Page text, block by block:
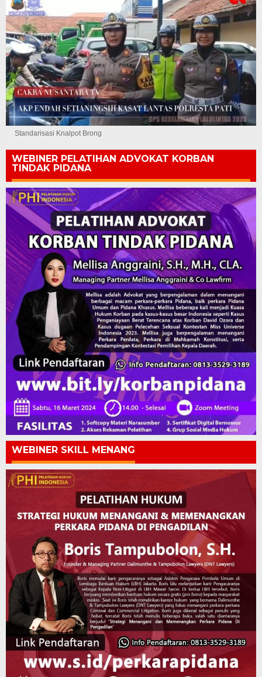
Standarisasi Knalpot Brong
WEBINER PELATIHAN ADVOKAT KORBAN
TINDAK PIDANA
WEBINER SKILL MENANG